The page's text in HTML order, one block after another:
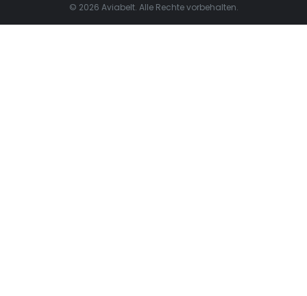
© 2026 Aviabelt. Alle Rechte vorbehalten.